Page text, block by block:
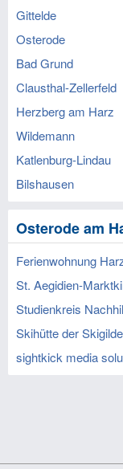
Gittelde
Osterode
Bad Grund
Clausthal-Zellerfeld
Herzberg am Harz
Wildemann
Katlenburg-Lindau
Bilshausen
Osterode am
Ferienwohnung
St. Aegidien-
Studienkreis
Skihütte der
sightkick media